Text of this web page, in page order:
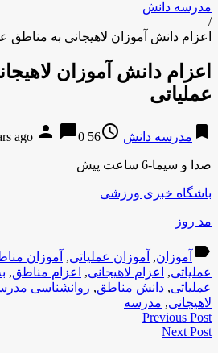
مدرسه دانش
/
اعزام دانش آموزان لاهیجانی به مناطق
اعزام دانش آموزان
عملیاتی
bookmark مدرسه دانش access_time
56 years ago
person chat_bubble0
صدا و سیما-6 ساعت پیش
باشگاه خبری ورزشی
مد روز
label آموزان, آموزان عملیاتی, آموزان
عملیاتی, اعزام لاهیجانی, اعزام مناطق,
عملیاتی, دانش مناطق, روانشناسی
لاهیجانی, مدرسه
Previous Post
Next Post